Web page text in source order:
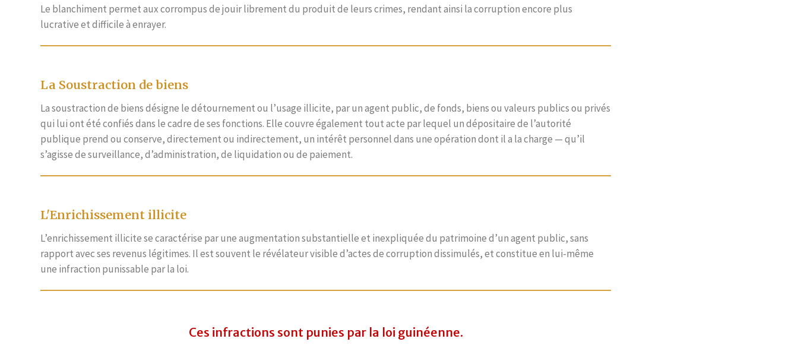
Le blanchiment permet aux corrompus de jouir librement du produit de leurs crimes, rendant ainsi la corruption encore plus
lucrative et difficile à enrayer.
La Soustraction de biens
La soustraction de biens désigne le détournement ou l’usage illicite, par un agent public, de fonds, biens ou valeurs publics ou privés
qui lui ont été confiés dans le cadre de ses fonctions. Elle couvre également tout acte par lequel un dépositaire de l’autorité
publique prend ou conserve, directement ou indirectement, un intérêt personnel dans une opération dont il a la charge — qu’il
s’agisse de surveillance, d’administration, de liquidation ou de paiement.
L'Enrichissement illicite
L’enrichissement illicite se caractérise par une augmentation substantielle et inexpliquée du patrimoine d’un agent public, sans
rapport avec ses revenus légitimes. Il est souvent le révélateur visible d’actes de corruption dissimulés, et constitue en lui-même
une infraction punissable par la loi.
Ces infractions sont punies par la loi guinéenne.